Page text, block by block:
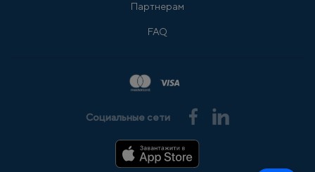
Партнерам
FAQ
Социальные сети